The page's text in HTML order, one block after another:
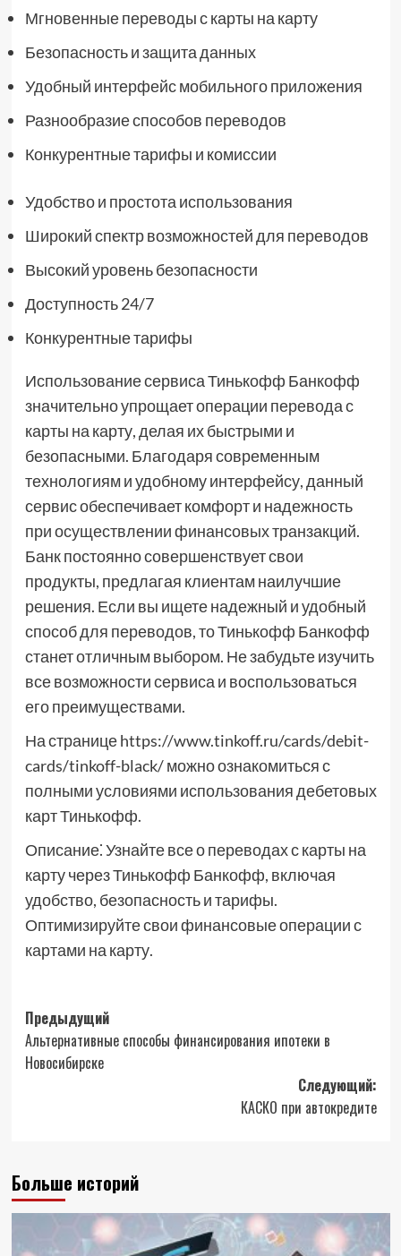
Мгновенные переводы с карты на карту
Безопасность и защита данных
Удобный интерфейс мобильного приложения
Разнообразие способов переводов
Конкурентные тарифы и комиссии
Удобство и простота использования
Широкий спектр возможностей для переводов
Высокий уровень безопасности
Доступность 24/7
Конкурентные тарифы
Использование сервиса Тинькофф Банкофф
значительно упрощает операции перевода с
карты на карту, делая их быстрыми и
безопасными. Благодаря современным
технологиям и удобному интерфейсу, данный
сервис обеспечивает комфорт и надежность
при осуществлении финансовых транзакций.
Банк постоянно совершенствует свои
продукты, предлагая клиентам наилучшие
решения. Если вы ищете надежный и удобный
способ для переводов, то Тинькофф Банкофф
станет отличным выбором. Не забудьте изучить
все возможности сервиса и воспользоваться
его преимуществами.
На странице https://www.tinkoff.ru/cards/debit-
cards/tinkoff-black/ можно ознакомиться с
полными условиями использования дебетовых
карт Тинькофф.
Описание⁚ Узнайте все о переводах с карты на
карту через Тинькофф Банкофф, включая
удобство, безопасность и тарифы.
Оптимизируйте свои финансовые операции с
картами на карту.
Навигация
записи
Предыдущий
Альтернативные способы финансирования ипотеки в
Новосибирске
Следующий:
КАСКО при автокредите
Больше историй